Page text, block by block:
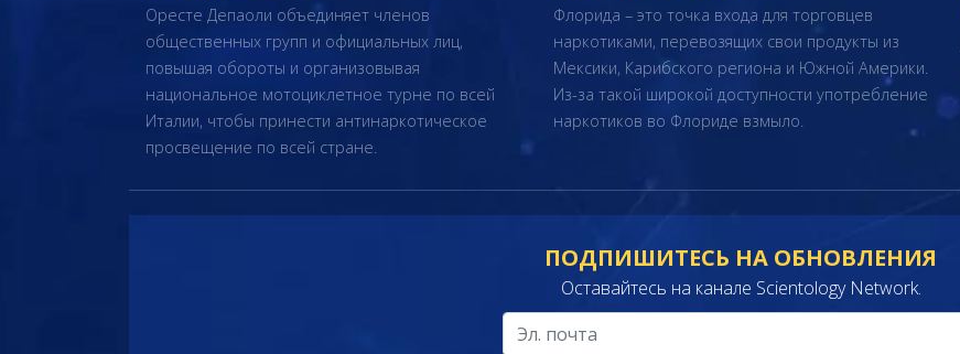
Оресте Депаоли объединяет членов
общественных групп и официальных лиц,
повышая обороты и организовывая
национальное мотоциклетное турне по всей
Италии, чтобы принести антинаркотическое
просвещение по всей стране.
Флорида – это точка входа для торговцев
наркотиками, перевозящих свои продукты из
Мексики, Карибского региона и Южной Америки.
Из-за такой широкой доступности употребление
наркотиков во Флориде взмыло.
ПОДПИШИТЕСЬ НА ОБНОВЛЕНИЯ
Оставайтесь на канале Scientology Network.